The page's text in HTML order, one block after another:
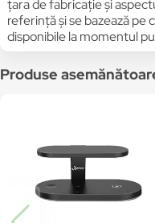
țara de fabricație și
referință și se bazează
disponibile la momentul
Produse